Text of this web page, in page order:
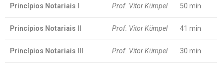
Princípios Notariais I Prof. Vitor Kümpel 50 min
Princípios Notariais II Prof. Vitor Kümpel 41 min
Princípios Notariais III Prof. Vitor Kümpel 30 min